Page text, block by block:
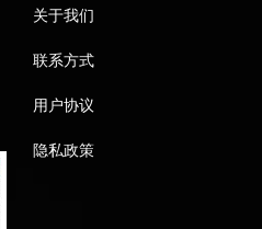
关于我们
联系方式
用户协议
隐私政策